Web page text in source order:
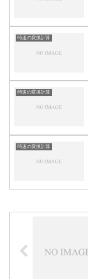
時速の変換計算
時速の変換計算
時速の変換計算